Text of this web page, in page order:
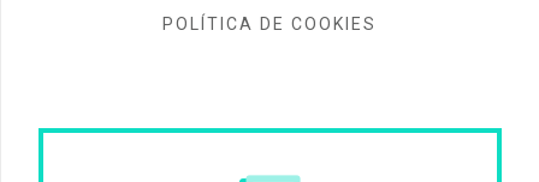
POLÍTICA DE COOKIES